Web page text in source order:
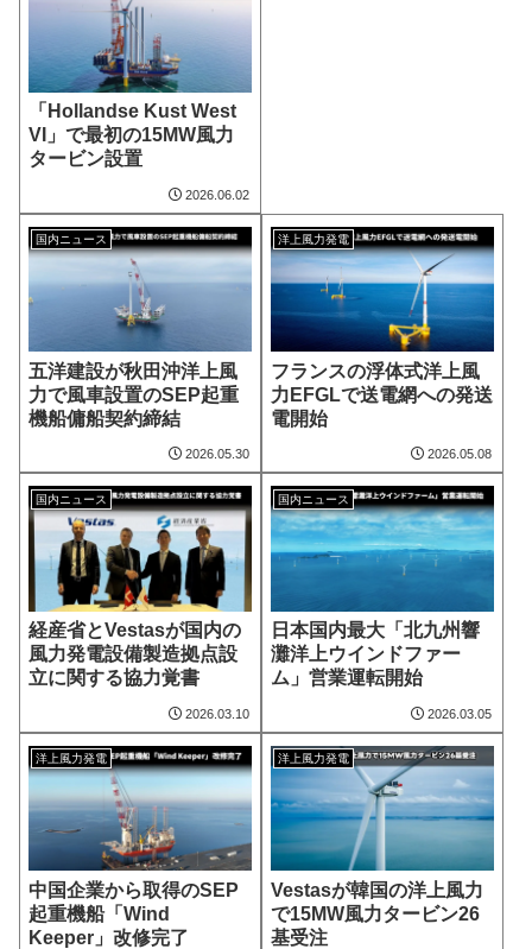
「Hollandse Kust West
VI」で最初の15MW風力
タービン設置
2026.06.02
国内ニュース
五洋建設が秋田沖洋上風
力で風車設置のSEP起重
機船傭船契約締結
2026.05.30
洋上風力発電
フランスの浮体式洋上風
力EFGLで送電網への発送
電開始
2026.05.08
国内ニュース
経産省とVestasが国内の
風力発電設備製造拠点設
立に関する協力覚書
2026.03.10
国内ニュース
日本国内最大「北九州響
灘洋上ウインドファー
ム」営業運転開始
2026.03.05
洋上風力発電
中国企業から取得のSEP
起重機船「Wind
Keeper」改修完了
洋上風力発電
Vestasが韓国の洋上風力
で15MW風力タービン26
基受注